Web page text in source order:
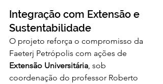
Integração com Extensão e
Sustentabilidade
O projeto reforça o compromisso da
Faeterj Petrópolis com ações de
Extensão Universitária , sob
coordenação do professor Roberto